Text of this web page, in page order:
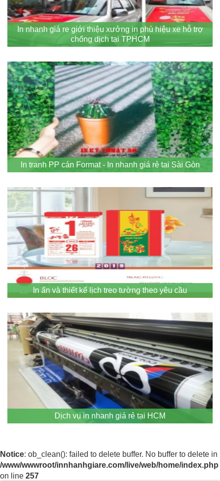
In nhanh giá re giới thiệu xưởng in phù hiệu xe hỗ trợ
chống dịch tại TPHCM
In tranh PP cán Format - In nhanh giá rẻ tại Sài Gòn
In ấn và thiết kế lịch treo tường theo yêu cầu
Dịch vụ in nhanh giá rẻ tại HCM
Notice: ob_clean(): failed to delete buffer. No buffer to delete in
/www/wwwroot/innhanhgiare.com/live/web/home/index.php
on line 257